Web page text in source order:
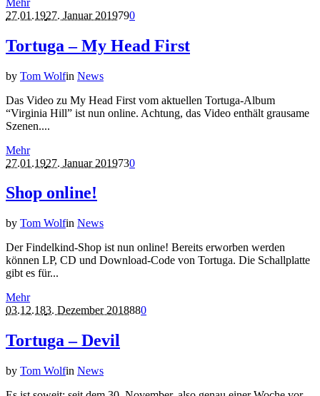
27.01.1927. Januar 2019790
Tortuga – My Head First
by Tom Wolfin News
Das Video zu My Head First vom aktuellen Tortuga-Album
“Virginia Hill” ist nun online. Achtung, das Video enthält grausame
Szenen....
Mehr
27.01.1927. Januar 2019730
Shop online!
by Tom Wolfin News
Der Findelkind-Shop ist nun online! Bereits erworben werden
können LP, CD und Download-Code von Tortuga. Die Schallplatte
gibt es für...
Mehr
03.12.183. Dezember 2018880
Tortuga – Devil
by Tom Wolfin News